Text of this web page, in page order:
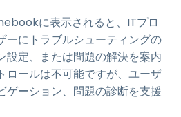
に表示されると、ITプロ
ーにトラブルシューティングの
設定、または問題の解決を案内
ロールは不可能ですが、ユーザ
ゲーション、問題の診断を支援